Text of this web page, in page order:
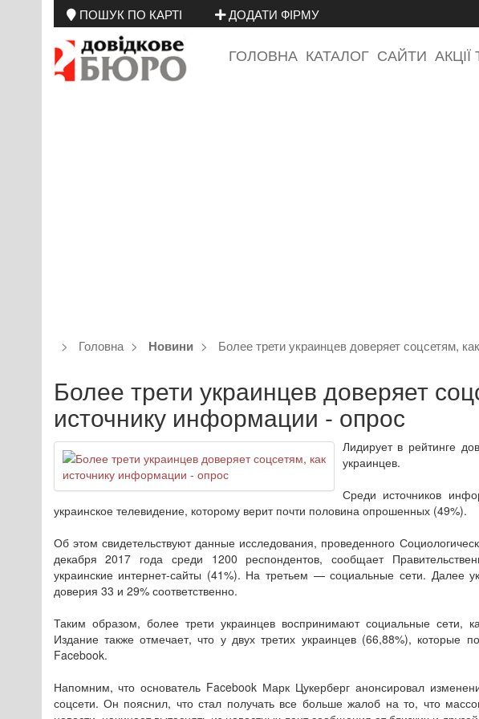
ПОШУК ПО КАРТІ ДОДАТИ ФІРМУ
ГОЛОВНА КАТАЛОГ САЙТИ
Головна Новини Более трети украинцев доверяет соцсетям,
Более трети украинцев доверяет
источнику информации - опрос
Лидирует в рейтинге
украинцев.
Среди источников
украинское телевидение, которому верит почти половина опрошенных (49%).
Об этом свидетельствуют данные исследования, проведенного
декабря 2017 года среди 1200 респондентов, сообщает
украинские интернет-сайты (41%). На третьем — социальные сети. Далее
доверия 33 и 29% соответственно.
Таким образом, более трети украинцев воспринимают социальные сети,
Издание также отмечает, что у двух третих украинцев (66,88%), которые
Facebook.
Напомним, что основатель Facebook Марк Цукерберг анонсировал
соцсети. Он пояснил, что стал получать все больше жалоб на то, что